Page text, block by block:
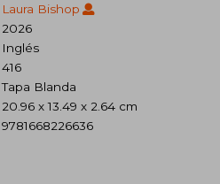
Laura Bishop
2026
Inglés
416
Tapa Blanda
20.96 x 13.49 x 2.64 cm
9781668226636